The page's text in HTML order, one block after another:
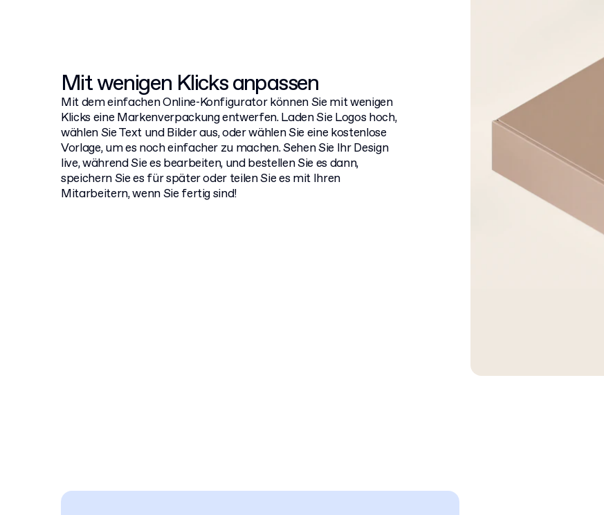
Mit wenigen Klicks anpassen
Mit dem einfachen Online-Konfigurator können Sie mit wenigen
Klicks eine Markenverpackung entwerfen. Laden Sie Logos hoch,
wählen Sie Text und Bilder aus, oder wählen Sie eine kostenlose
Vorlage, um es noch einfacher zu machen. Sehen Sie Ihr Design
live, während Sie es bearbeiten, und bestellen Sie es dann,
speichern Sie es für später oder teilen Sie es mit Ihren
Mitarbeitern, wenn Sie fertig sind!